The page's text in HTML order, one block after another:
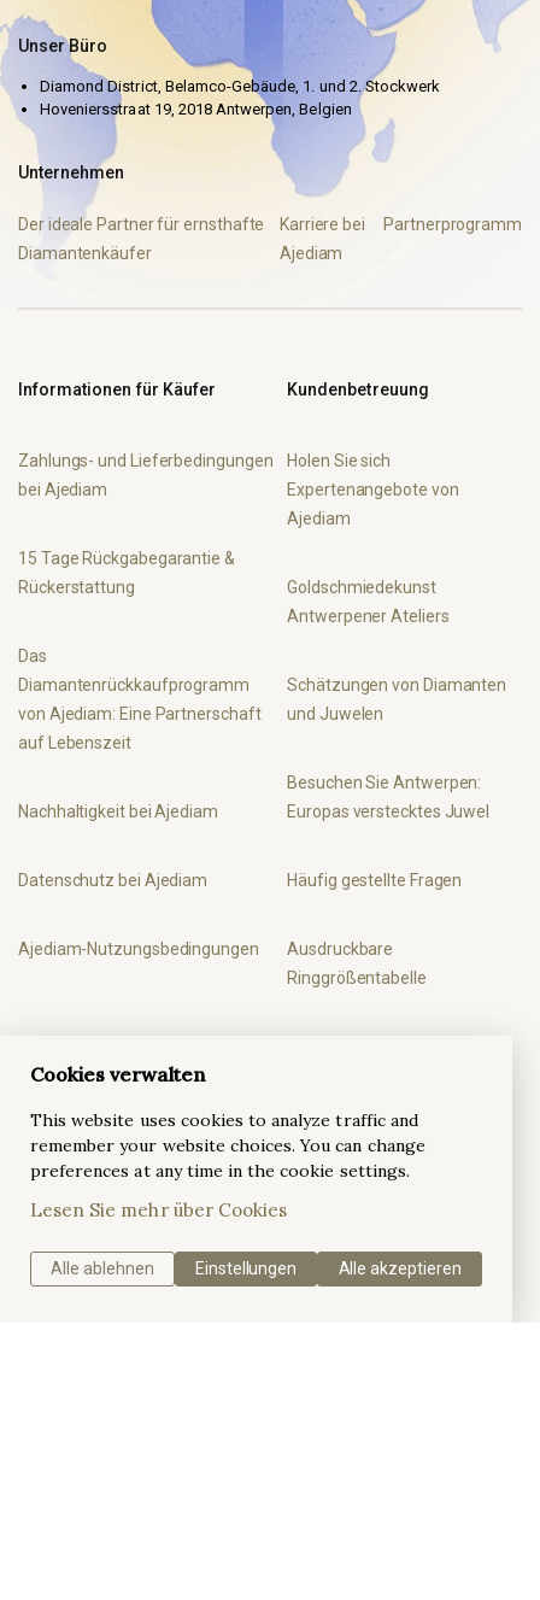
Unser Büro
Diamond District, Belamco-Gebäude, 1. und 2. Stockwerk
Hoveniersstraat 19, 2018 Antwerpen, Belgien
Unternehmen
Der ideale Partner für ernsthafte
Diamantenkäufer
Karriere bei
Ajediam
Partnerprogramm
Informationen für Käufer
Zahlungs- und Lieferbedingungen
bei Ajediam
15 Tage Rückgabegarantie &
Rückerstattung
Das
Diamantenrückkaufprogramm
von Ajediam: Eine Partnerschaft
auf Lebenszeit
Nachhaltigkeit bei Ajediam
Datenschutz bei Ajediam
Ajediam-Nutzungsbedingungen
Kundenbetreuung
Holen Sie sich
Expertenangebote von
Ajediam
Goldschmiedekunst
Antwerpener Ateliers
Schätzungen von Diamanten
und Juwelen
Besuchen Sie Antwerpen:
Europas verstecktes Juwel
Häufig gestellte Fragen
Ausdruckbare
Ringgrößentabelle
Farbige Edelsteine und Designer-Schmuck kaufen!
Die Plattform, die sich der Welt der schönen Juwelen
YouTubeLinkedInPinterest
Cookies verwalten
This website uses cookies to analyze traffic and
remember your website choices. You can change
preferences at any time in the cookie settings.
Lesen Sie mehr über Cookies
Alle ablehnen Einstellungen Alle akzeptieren